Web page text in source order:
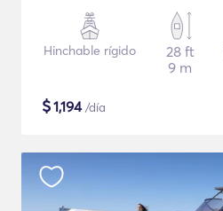
Hinchable rígido
28 ft
9 m
$1,194/día